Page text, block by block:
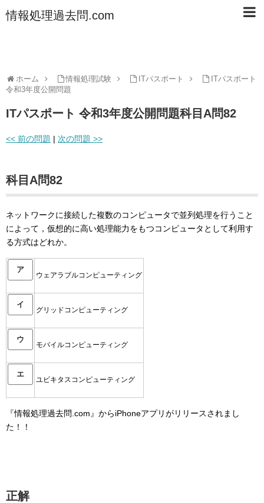
情報処理過去問.com
ホーム 情報処理試験 ITパスポート
ITパスポート
令和3年度公開問題
ITパスポート 令和3年度公開問題科目A問82
<< 前の問題 | 次の問題 >>
科目A問82
ネットワークに接続した複数のコンピュータで並列処理を行うこと
によって，仮想的に高い処理能力をもつコンピュータとして利用す
る方式はどれか。
ア
ウェアラブルコンピューティング
イ
グリッドコンピューティング
ウ
モバイルコンピューティング
エ
ユビキタスコンピューティング
『情報処理過去問.com』からiPhoneアプリがリリースされまし
た！！
正解